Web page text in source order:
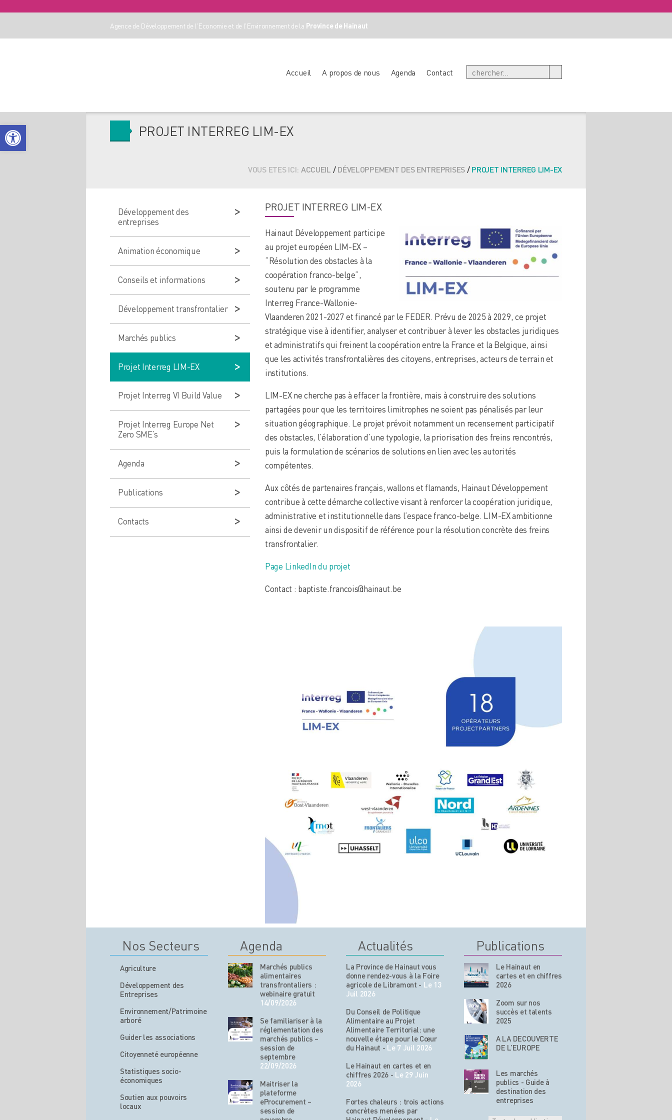
Agence de Développement de l'Economie et de l'Environnement de la Province de Hainaut
Accueil A propos de nous Agenda Contact
PROJET INTERREG LIM-EX
VOUS ETES ICI: ACCUEIL /DÉVELOPPEMENT DES ENTREPRISES/PROJET INTERREG LIM-EX
PROJET INTERREG LIM-EX
Hainaut Développement participe
au projet européen LIM-EX –
“Résolution des obstacles à la
coopération franco-belge”,
soutenu par le programme
Interreg France-Wallonie-
Vlaanderen 2021-2027 et financé par le FEDER. Prévu de 2025 à 2029, ce projet
stratégique vise à identifier, analyser et contribuer à lever les obstacles juridiques
et administratifs qui freinent la coopération entre la France et la Belgique, ainsi
que les activités transfrontalières des citoyens, entreprises, acteurs de terrain et
institutions.
LIM-EX ne cherche pas à effacer la frontière, mais à construire des solutions
partagées pour que les territoires limitrophes ne soient pas pénalisés par leur
situation géographique. Le projet prévoit notamment un recensement participatif
des obstacles, l’élaboration d’une typologie, la priorisation des freins rencontrés,
puis la formulation de scénarios de solutions en lien avec les autorités
compétentes.
Aux côtés de partenaires français, wallons et flamands, Hainaut Développement
contribue à cette démarche collective visant à renforcer la coopération juridique,
administrative et institutionnelle dans l’espace franco-belge. LIM-EX ambitionne
ainsi de devenir un dispositif de référence pour la résolution concrète des freins
transfrontalier.
Page LinkedIn du projet
Contact : baptiste.francois@hainaut.be
Développement des
entreprises
Animation économique
Conseils et informations
Développement transfrontalier
Marchés publics
Projet Interreg LIM-EX
Projet Interreg VI Build Value
Projet Interreg Europe Net
Zero SME’s
Agenda
Publications
Contacts
Nos Secteurs
Agriculture
Développement des
Entreprises
Environnement/Patrimoine
arboré
Guider les associations
Citoyenneté européenne
Statistiques socio-
économiques
Soutien aux pouvoirs
locaux
Agenda
Marchés publics
alimentaires
transfrontaliers :
webinaire gratuit
14/09/2026
Se familiariser à la
réglementation des
marchés publics –
session de
septembre
22/09/2026
Maitriser la
plateforme
eProcurement –
session de
Actualités
La Province de Hainaut vous
donne rendez-vous à la Foire
agricole de Libramont - Le 13
Juil 2026
Du Conseil de Politique
Alimentaire au Projet
Alimentaire Territorial: une
nouvelle étape pour le Cœur
du Hainaut - Le 7 Juil 2026
Le Hainaut en cartes et en
chiffres 2026 - Le 29 Juin
2026
Fortes chaleurs : trois actions
concrètes menées par
Publications
Le Hainaut en
cartes et en chiffres
2026
Zoom sur nos
succès et talents
2025
A LA DECOUVERTE
DE L’EUROPE
Les marchés
publics - Guide à
destination des
entreprises
Ouvrir la barre d’outils